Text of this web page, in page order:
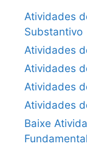
Atividades
Substantivo
Atividades
Atividades
Atividades
Atividades
Baixe
Fundamental